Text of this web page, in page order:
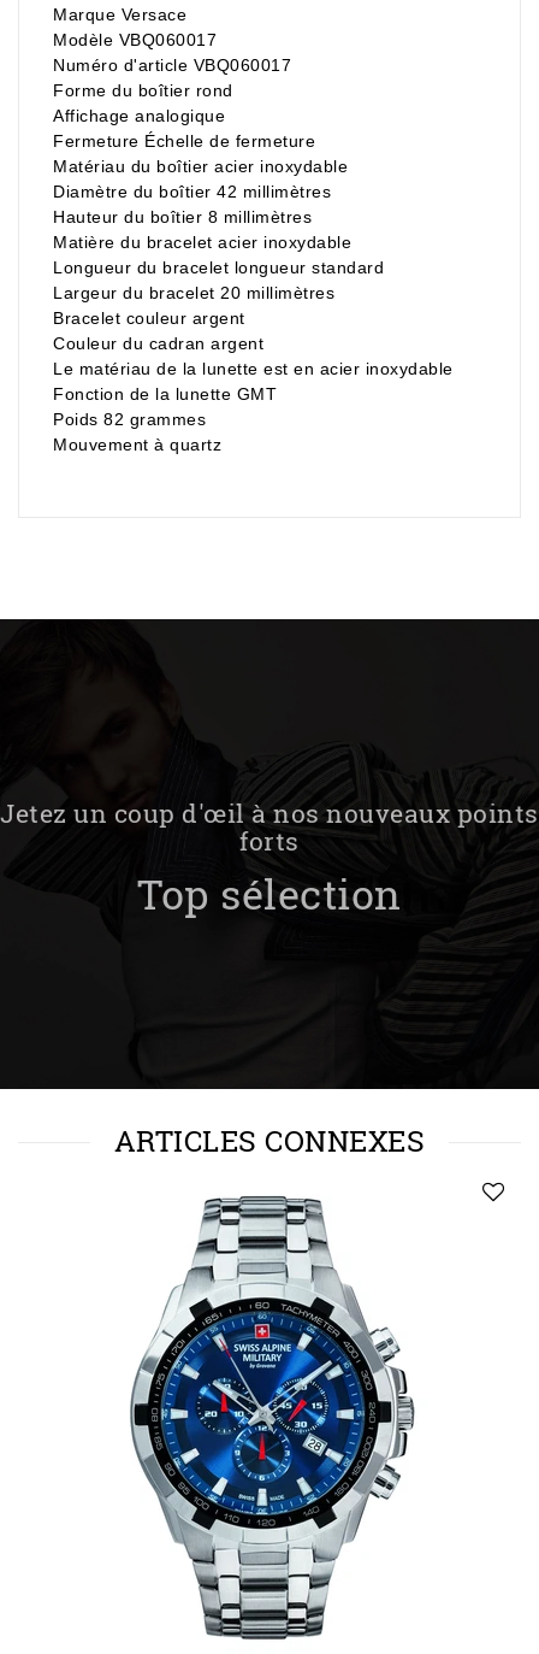
Marque Versace
Modèle VBQ060017
Numéro d'article VBQ060017
Forme du boîtier rond
Affichage analogique
Fermeture Échelle de fermeture
Matériau du boîtier acier inoxydable
Diamètre du boîtier 42 millimètres
Hauteur du boîtier 8 millimètres
Matière du bracelet acier inoxydable
Longueur du bracelet longueur standard
Largeur du bracelet 20 millimètres
Bracelet couleur argent
Couleur du cadran argent
Le matériau de la lunette est en acier inoxydable
Fonction de la lunette GMT
Poids 82 grammes
Mouvement à quartz
Jetez un coup d'œil à nos nouveaux points
forts
Top sélection
ARTICLES CONNEXES